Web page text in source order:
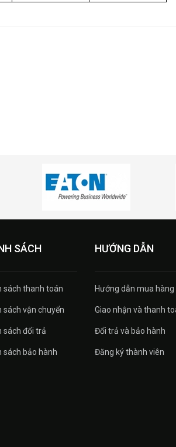
SÁCH
sách thanh toán
sách vận chuyển
sách đổi trả
sách bảo hành
HƯỚNG DẪN
Hướng dẫn mua hàng
Giao nhận và thanh
Đổi trả và bảo hành
Đăng ký thành viên